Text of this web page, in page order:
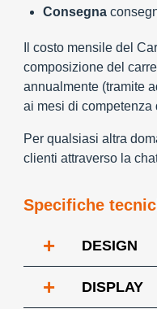
Consegna
Il costo mensile del
composizione del
annualmente (tramite
ai mesi di competenza
Per qualsiasi altra
clienti attraverso la
Specifiche
+ DESIGN
+ DISPLAY